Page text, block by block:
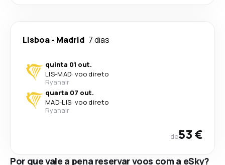
Lisboa- Madrid 7 dias
quinta 01 out.
LIS-MAD· voo direto
Ryanair
quarta 07 out.
MAD-LIS· voo direto
Ryanair
de53 €
Por que vale a pena reservar voos com a eSky?